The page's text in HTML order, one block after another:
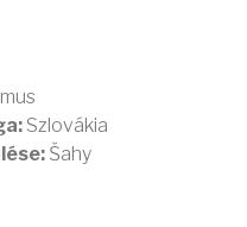
Szlovákia
Šahy